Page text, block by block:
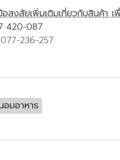
สงสัยเพิ่มเติมเกี่ยวกับสินค้า
420-087
236-257
มอาหาร